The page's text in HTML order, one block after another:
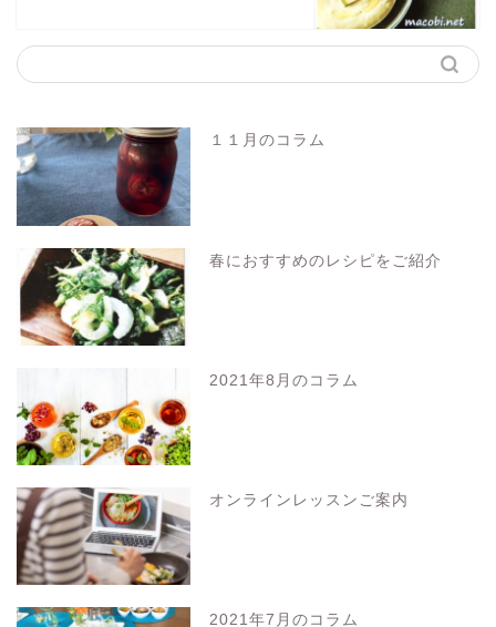
１１月のコラム
春におすすめのレシピをご紹介
2021年8月のコラム
オンラインレッスンご案内
2021年7月のコラム